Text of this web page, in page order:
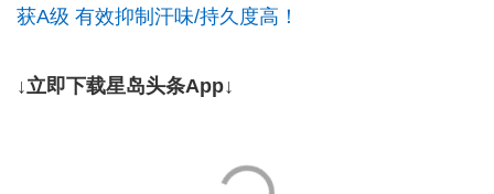
获A级 有效抑制汗味/持久度高！
↓立即下载星岛头条App↓